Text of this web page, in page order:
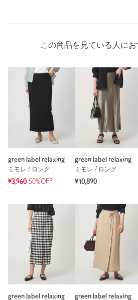
もっと見る
この商品を見ている人に
green label relaxing
ミモレ / ロング
¥3,960 50%OFF
green label relaxing
ミモレ / ロング
¥10,890
green label relaxing
green label relaxing